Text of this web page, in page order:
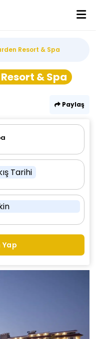
Resort & Spa
& Spa
Paylaş
Tarihi